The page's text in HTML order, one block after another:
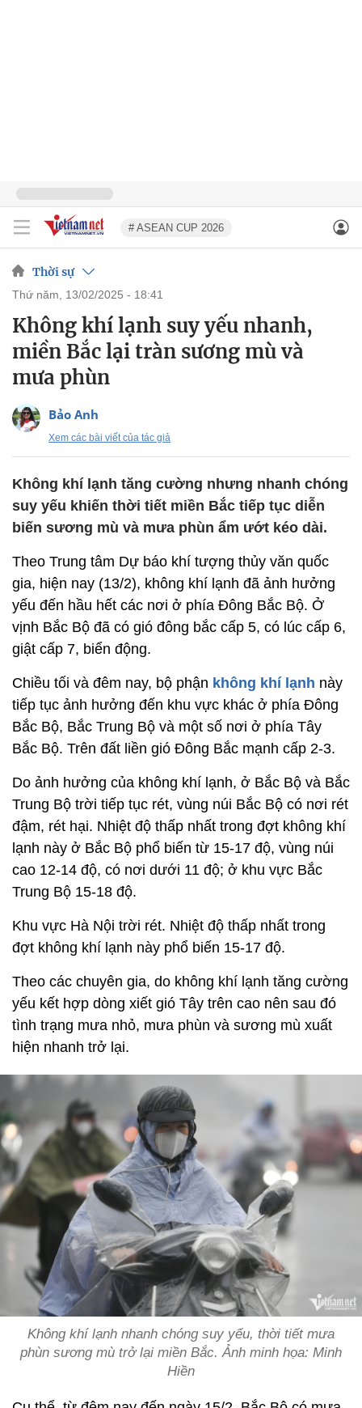
# ASEAN CUP 2026
Thời sự
thứ năm, 13/02/2025 - 18:41
Không khí lạnh suy yếu nhanh,
miền Bắc lại tràn sương mù và
mưa phùn
Bảo Anh
Xem các bài viết của tác giả
Không khí lạnh tăng cường nhưng nhanh chóng
suy yếu khiến thời tiết miền Bắc tiếp tục diễn
biến sương mù và mưa phùn ẩm ướt kéo dài.
Theo Trung tâm Dự báo khí tượng thủy văn quốc
gia, hiện nay (13/2), không khí lạnh đã ảnh hưởng
yếu đến hầu hết các nơi ở phía Đông Bắc Bộ. Ở
vịnh Bắc Bộ đã có gió đông bắc cấp 5, có lúc cấp 6,
giật cấp 7, biển động.
Chiều tối và đêm nay, bộ phận không khí lạnh này
tiếp tục ảnh hưởng đến khu vực khác ở phía Đông
Bắc Bộ, Bắc Trung Bộ và một số nơi ở phía Tây
Bắc Bộ. Trên đất liền gió Đông Bắc mạnh cấp 2-3.
Do ảnh hưởng của không khí lạnh, ở Bắc Bộ và Bắc
Trung Bộ trời tiếp tục rét, vùng núi Bắc Bộ có nơi rét
đậm, rét hại. Nhiệt độ thấp nhất trong đợt không khí
lạnh này ở Bắc Bộ phổ biến từ 15-17 độ, vùng núi
cao 12-14 độ, có nơi dưới 11 độ; ở khu vực Bắc
Trung Bộ 15-18 độ.
Khu vực Hà Nội trời rét. Nhiệt độ thấp nhất trong
đợt không khí lạnh này phổ biến 15-17 độ.
Theo các chuyên gia, do không khí lạnh tăng cường
yếu kết hợp dòng xiết gió Tây trên cao nên sau đó
tình trạng mưa nhỏ, mưa phùn và sương mù xuất
hiện nhanh trở lại.
Không khí lạnh nhanh chóng suy yếu, thời tiết mưa
phùn sương mù trở lại miền Bắc. Ảnh minh họa: Minh
Hiền